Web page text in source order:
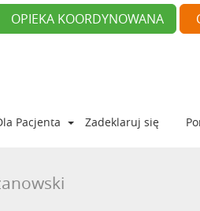
OPIEKA KOORDYNOWANA
Pacjenta Zadeklaruj się